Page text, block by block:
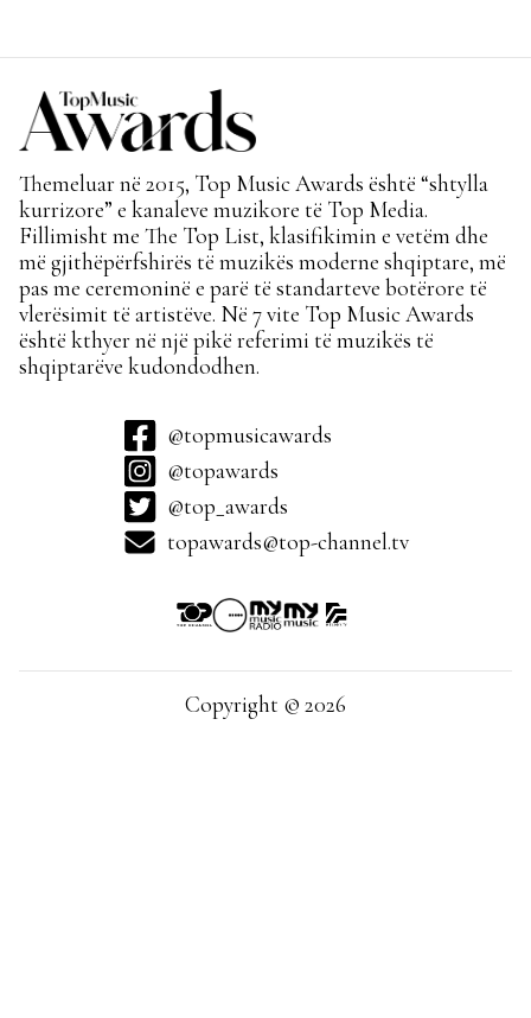
Themeluar në 2015, Top Music Awards është “shtylla
kurrizore” e kanaleve muzikore të Top Media.
Fillimisht me The Top List, klasifikimin e vetëm dhe
më gjithëpërfshirës të muzikës moderne shqiptare, më
pas me ceremoninë e parë të standarteve botërore të
vlerësimit të artistëve. Në 7 vite Top Music Awards
është kthyer në një pikë referimi të muzikës të
shqiptarëve kudondodhen.
@topmusicawards
@topawards
@top_awards
topawards@top-channel.tv
Copyright © 2026